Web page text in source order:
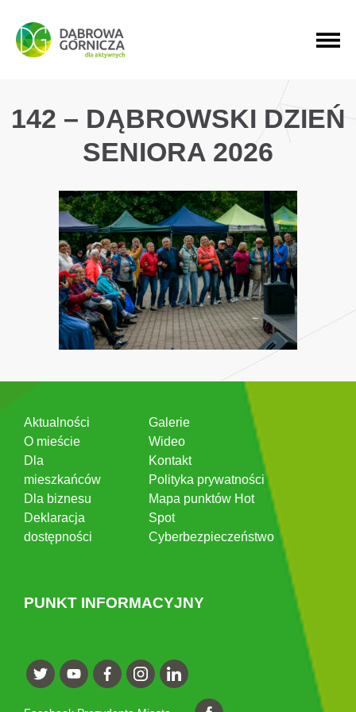
PRZEJDŹ DO MENU GŁÓWNEGO
PRZEJDŹ DO WYSZUKIWARKI
PRZEJDŹ DO TREŚCI
142 – DĄBROWSKI DZIEŃ
SENIORA 2026
Aktualności
O mieście
Dla
mieszkańców
Dla biznesu
Deklaracja
dostępności
Galerie
Wideo
Kontakt
Polityka prywatności
Mapa punktów Hot
Spot
Cyberbezpieczeństwo
PUNKT INFORMACYJNY